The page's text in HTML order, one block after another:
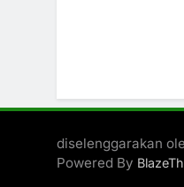
diselenggarakan
Powered By